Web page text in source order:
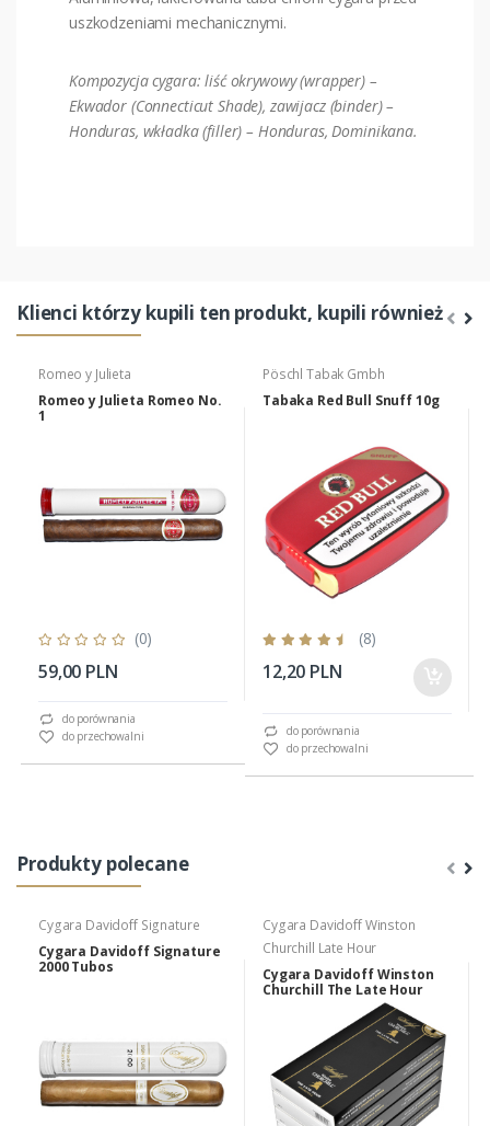
uszkodzeniami mechanicznymi.
Kompozycja cygara: liść okrywowy (wrapper) –
Ekwador (Connecticut Shade), zawijacz (binder) –
Honduras, wkładka (filler) – Honduras, Dominikana.
Klienci którzy kupili ten produkt, kupili również
Romeo y Julieta
Romeo y Julieta Romeo No.
1
(0)
59,00 PLN
do porównania
do przechowalni
Pöschl Tabak Gmbh
Tabaka Red Bull Snuff 10g
(8)
12,20 PLN
do porównania
do przechowalni
Produkty polecane
Cygara Davidoff Signature
Cygara Davidoff Signature
2000 Tubos
Cygara Davidoff Winston
Churchill Late Hour
Cygara Davidoff Winston
Churchill The Late Hour
Churchill (20 cygar)